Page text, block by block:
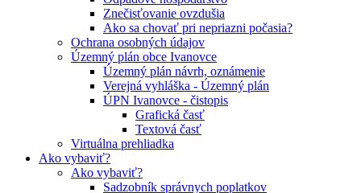
Znečisťovanie ovzdušia
Ako sa chovať pri nepriazni počasia?
Ochrana osobných údajov
Územný plán obce Ivanovce
Územný plán návrh, oznámenie
Verejná vyhláška - Územný plán
ÚPN Ivanovce - čistopis
Grafická časť
Textová časť
Virtuálna prehliadka
Ako vybaviť?
Ako vybaviť?
Sadzobník správnych poplatkov